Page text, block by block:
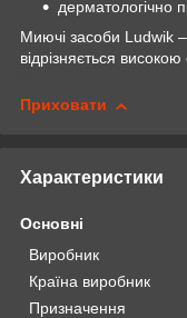
дерматологічно
Миючі засоби Ludwik –
відрізняється
Приховати
Характеристики
Основні
Виробник
Країна виробник
Призначення